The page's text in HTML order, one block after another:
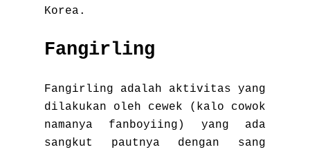
Korea.
Fangirling
Fangirling adalah aktivitas yang
dilakukan oleh cewek (kalo cowok
namanya fanboyiing) yang ada
sangkut pautnya dengan sang